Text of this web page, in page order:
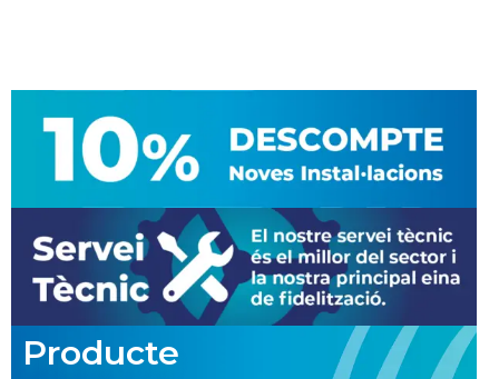
Producte